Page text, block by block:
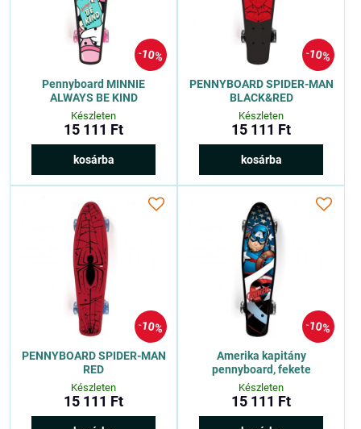
10%
Pennyboard MINNIE
ALWAYS BE KIND
Készleten
15 111 Ft
kosárba
10%
PENNYBOARD SPIDER-MAN
BLACK&RED
Készleten
15 111 Ft
kosárba
10%
PENNYBOARD SPIDER-MAN
RED
Készleten
15 111 Ft
10%
Amerika kapitány
pennyboard, fekete
Készleten
15 111 Ft